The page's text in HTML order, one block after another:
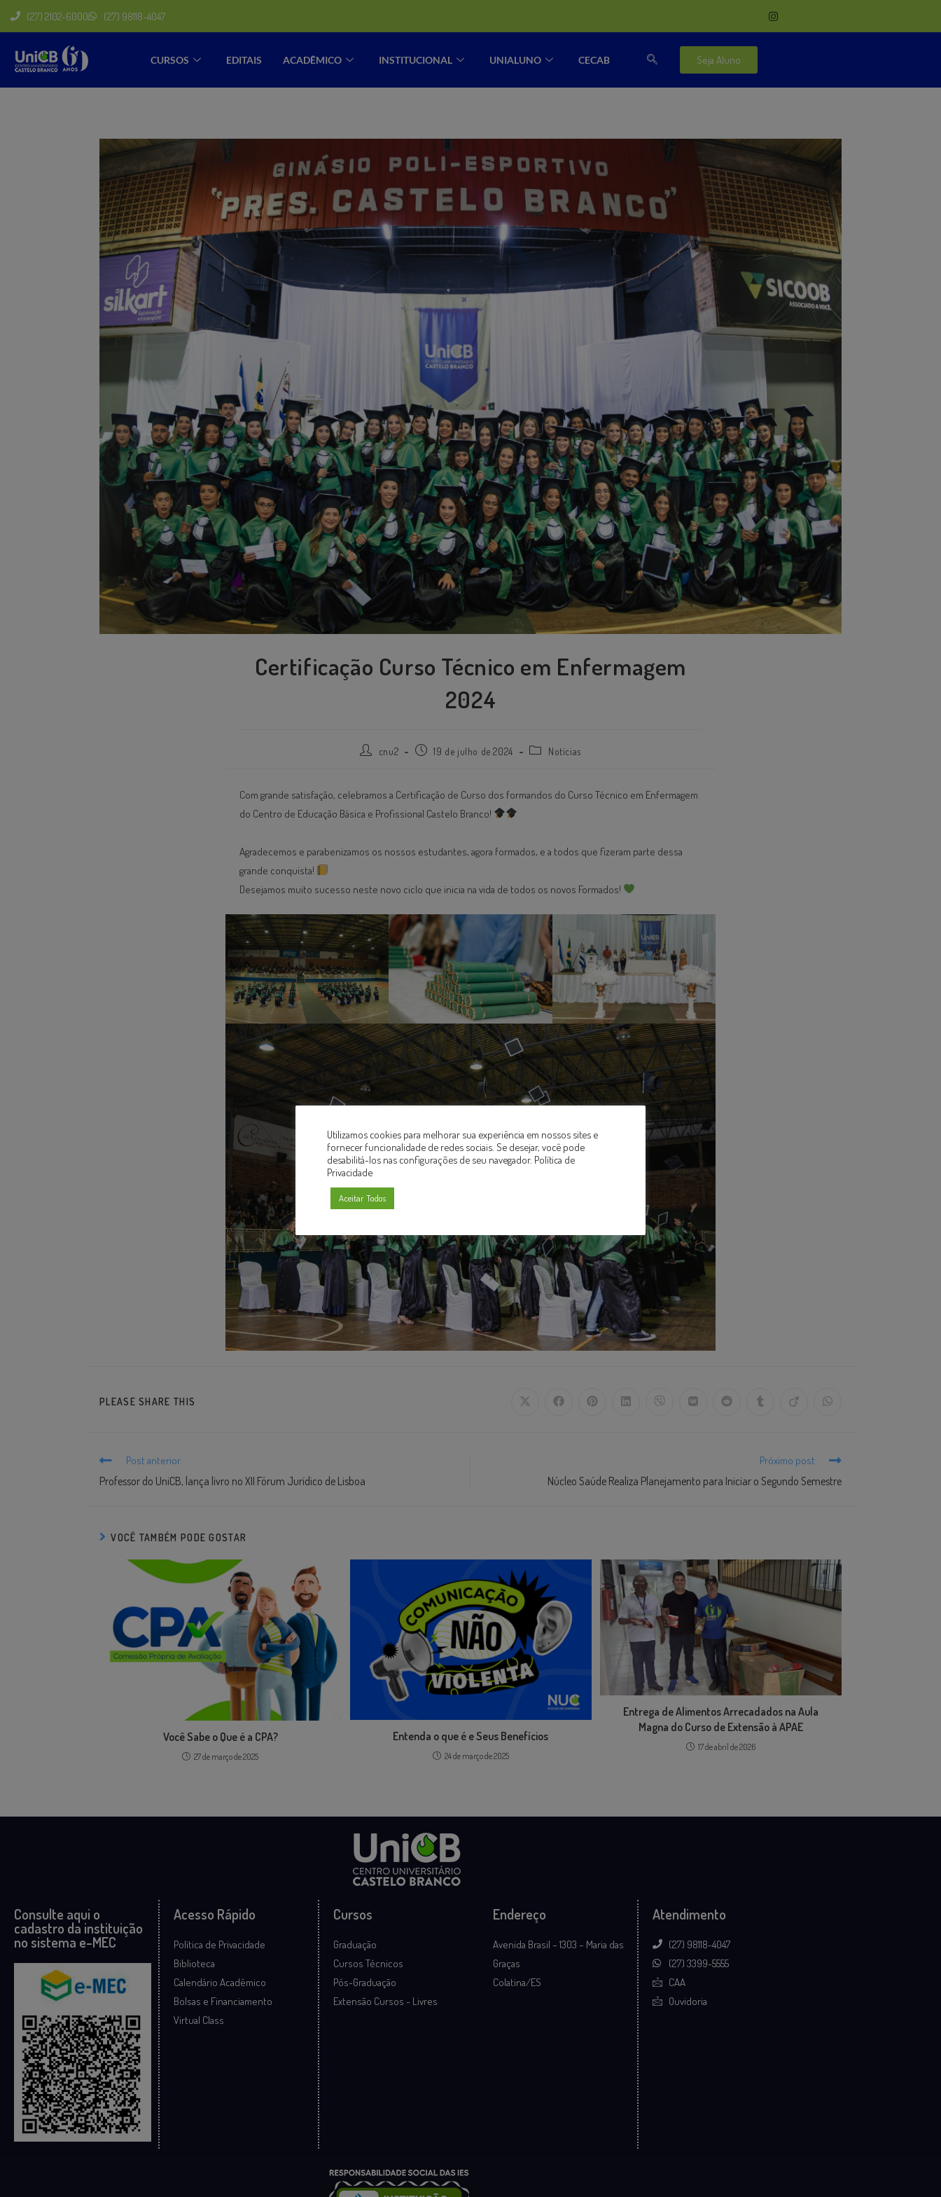
(27) 2102-6000 (27) 98118-4047
CURSOS EDITAIS ACADÊMICO INSTITUCIONAL UNIALUNO CECAB Seja Aluno
Certificação Curso Técnico em Enfermagem
2024
cnu2 19 de julho de 2024 Notícias
Com grande satisfação, celebramos a Certificação de Curso dos formandos do Curso Técnico em Enfermagem
do Centro de Educação Básica e Profissional Castelo Branco! ⁣
Agradecemos e parabenizamos os nossos estudantes, agora formados, e a todos que fizeram parte dessa
grande conquista! ⁣
⁣Desejamos muito sucesso neste novo ciclo que inicia na vida de todos os novos Formados!
PLEASE SHARE THIS
Post anterior
Professor do UniCB, lança livro no XII Fórum Jurídico de Lisboa
Próximo post
Núcleo Saúde Realiza Planejamento para Iniciar o Segundo Semestre
VOCÊ TAMBÉM PODE GOSTAR
Você Sabe o Que é a CPA?
27 de março de 2025
Entenda o que é e Seus Benefícios
24 de março de 2025
Entrega de Alimentos Arrecadados na Aula
Magna do Curso de Extensão à APAE
17 de abril de 2026
Consulte aqui o
cadastro da instituição
no sistema e-MEC
Acesso Rápido
Política de Privacidade
Biblioteca
Calendário Acadêmico
Bolsas e Financiamento
Virtual Class
Cursos
Graduação
Cursos Técnicos
Pós-Graduação
Extensão Cursos - Livres
Endereço
Avenida Brasil – 1303 – Maria das
Graças
Colatina/ES
Atendimento
(27) 98118-4047
(27) 3399-5555
CAA
Ouvidoria
Utilizamos cookies para melhorar sua experiência em nossos sites e
fornecer funcionalidade de redes sociais. Se desejar, você pode
desabilitá-los nas configurações de seu navegador. Política de
Privacidade
Aceitar Todos